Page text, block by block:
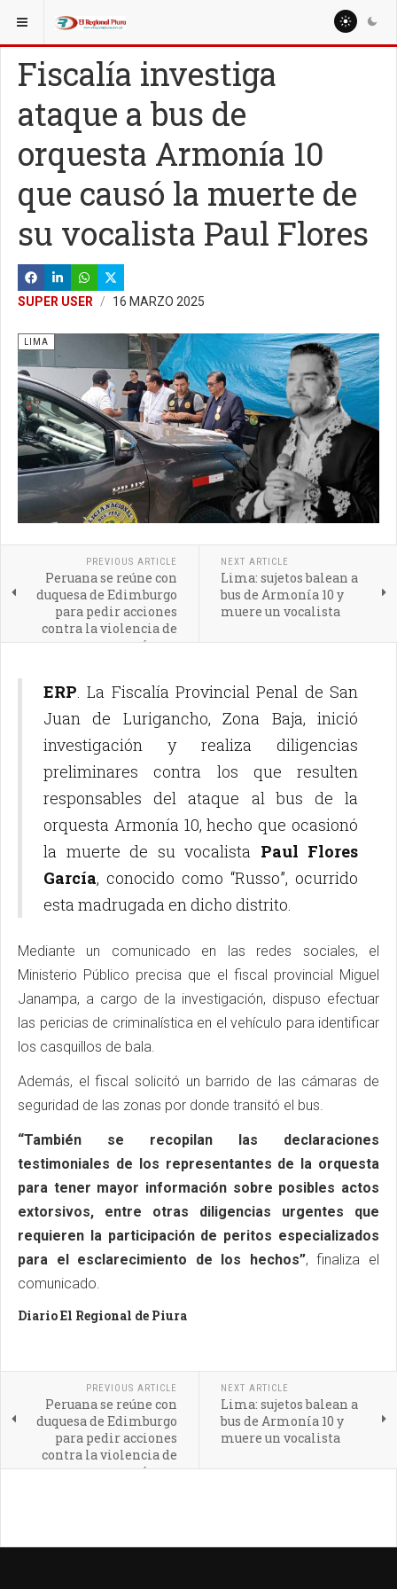
ESTÁ AQUÍ: NACIONALES
Fiscalía investiga
ataque a bus de
orquesta Armonía 10
que causó la muerte de
su vocalista Paul Flores
SUPER USER 16 MARZO 2025
LIMA
PREVIOUS ARTICLE
Peruana se reúne con
duquesa de Edimburgo
para pedir acciones
contra la violencia de
género
NEXT ARTICLE
Lima: sujetos balean a
bus de Armonía 10 y
muere un vocalista
ERP. La Fiscalía Provincial Penal de San
Juan de Lurigancho, Zona Baja, inició
investigación y realiza diligencias
preliminares contra los que resulten
responsables del ataque al bus de la
orquesta Armonía 10, hecho que ocasionó
la muerte de su vocalista Paul Flores
García, conocido como “Russo”, ocurrido
esta madrugada en dicho distrito.
Mediante un comunicado en las redes sociales, el
Ministerio Público precisa que el fiscal provincial Miguel
Janampa, a cargo de la investigación, dispuso efectuar
las pericias de criminalística en el vehículo para identificar
los casquillos de bala.
Además, el fiscal solicitó un barrido de las cámaras de
seguridad de las zonas por donde transitó el bus.
“También se recopilan las declaraciones
testimoniales de los representantes de la orquesta
para tener mayor información sobre posibles actos
extorsivos, entre otras diligencias urgentes que
requieren la participación de peritos especializados
para el esclarecimiento de los hechos”, finaliza el
comunicado.
Diario El Regional de Piura
PREVIOUS ARTICLE
Peruana se reúne con
duquesa de Edimburgo
para pedir acciones
contra la violencia de
género
NEXT ARTICLE
Lima: sujetos balean a
bus de Armonía 10 y
muere un vocalista